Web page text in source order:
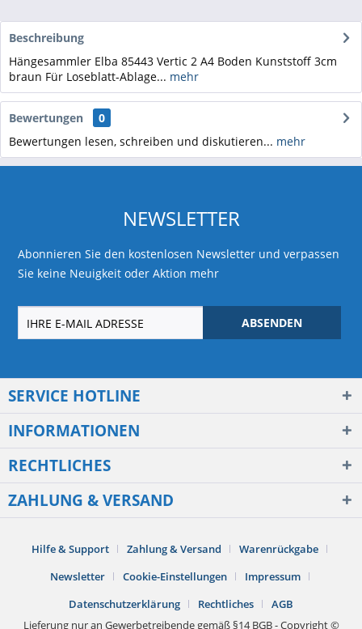
Beschreibung
Hängesammler Elba 85443 Vertic 2 A4 Boden Kunststoff 3cm
braun Für Loseblatt-Ablage... mehr
Bewertungen
0
Bewertungen lesen, schreiben und diskutieren... mehr
NEWSLETTER
Abonnieren Sie den kostenlosen Newsletter und verpassen
Sie keine Neuigkeit oder Aktion mehr
ABSENDEN
SERVICE HOTLINE
INFORMATIONEN
RECHTLICHES
ZAHLUNG & VERSAND
Hilfe & Support Zahlung & Versand
Warenrückgabe
Newsletter
Cookie-Einstellungen
Impressum
Datenschutzerklärung
Rechtliches
AGB
Lieferung nur an Gewerbetreibende gemäß §14 BGB - Copyright ©